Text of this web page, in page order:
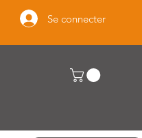
Se connecter